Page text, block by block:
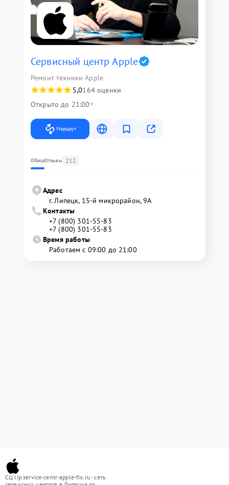
Сервисный центр Apple
Ремонт техники Apple
5,0164 оценки
Открыто до 21:00
Маршрут
ОбзорОтзывы 212
Адрес
г. Липецк, 15-й микрорайон, 9А
Контакты
+7 (800) 301-55-83
+7 (800) 301-55-83
Время работы
Работаем с 09:00 до 21:00
СЦ lip.service-centr-apple-fix.ru - сеть